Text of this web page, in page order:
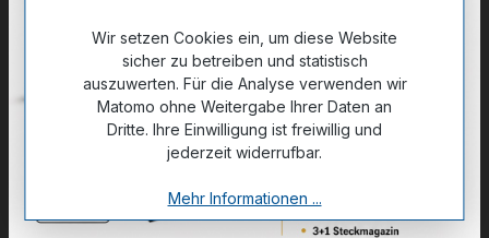
Noch kein Kunde?Registrieren Sie sich jetzt.
Wir setzen Cookies ein, um diese Website
sicher zu betreiben und statistisch
auszuwerten. Für die Analyse verwenden wir
Matomo ohne Weitergabe Ihrer Daten an
Dritte. Ihre Einwilligung ist freiwillig und
jederzeit widerrufbar.
Mehr Informationen ...